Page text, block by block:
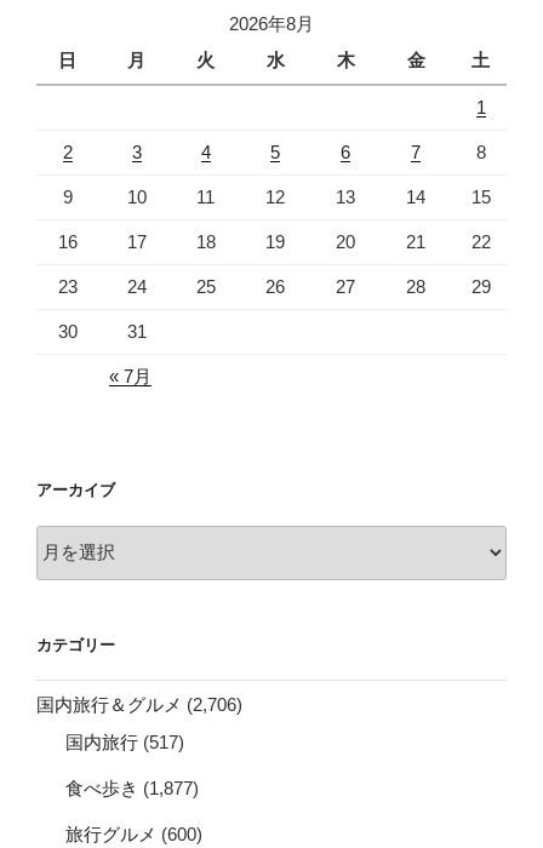
2026年8月
日
月 火 水 木 金 土
1
2 3 4 5 6 7 8
9 10 11 12 13 14 15
16 17 18 19 20 21 22
23 24 25 26 27 28 29
30 31
« 7月
アーカイブ
ー
ブ
カテゴリー
国内旅行＆グルメ (2,706)
国内旅行 (517)
食べ歩き (1,877)
旅行グルメ (600)